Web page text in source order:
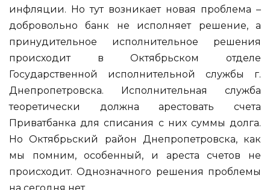
инфляции. Но тут возникает новая проблема –
добровольно банк не исполняет решение, а
принудительное исполнительное решения
происходит в Октябрьском отделе
Государственной исполнительной службы г.
Днепропетровска. Исполнительная служба
теоретически должна арестовать счета
Приватбанка для списания с них суммы долга.
Но Октябрьский район Днепропетровска, как
мы помним, особенный, и ареста счетов не
происходит. Однозначного решения проблемы